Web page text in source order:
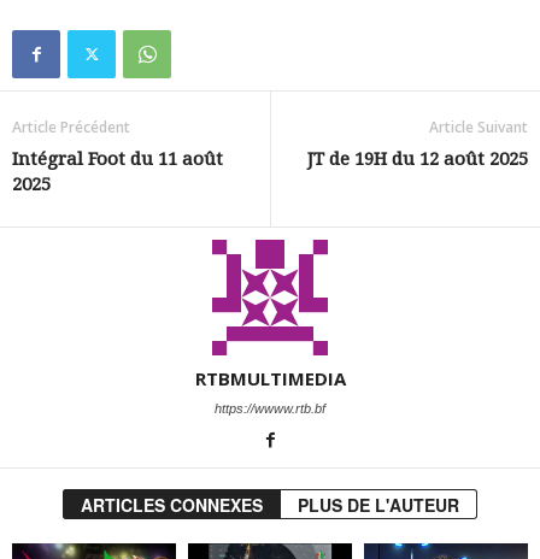
Article Précédent
Intégral Foot du 11 août
2025
Article Suivant
JT de 19H du 12 août 2025
RTBMULTIMEDIA
https://wwww.rtb.bf
ARTICLES CONNEXES PLUS DE L'AUTEUR